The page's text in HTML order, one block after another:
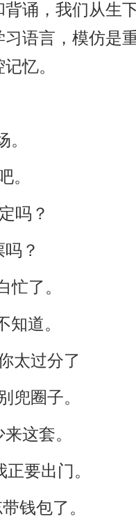
背诵，我们从生
语言，模仿是
忆。
。
吗？
？
忙了。
知道。
太过分了
兜圈子。
这套。
要出门。
钱包了。